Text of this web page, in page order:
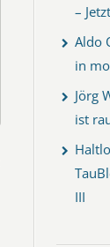
–
Aldo
in
Jörg
ist
III